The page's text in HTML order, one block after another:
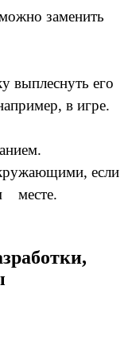
заменить
выплеснуть его
в игре.
если
месте.